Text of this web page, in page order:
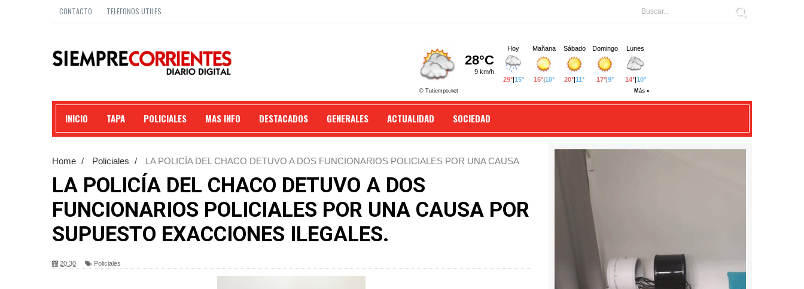
CONTACTO TELEFONOS UTILES
INICIO TAPA POLICIALES MAS INFO DESTACADOS GENERALES ACTUALIDAD SOCIEDAD
Home / Policiales /
LA POLICÍA DEL CHACO DETUVO A DOS FUNCIONARIOS POLICIALES POR UNA CAUSA
POR SUPUESTO EXACCIONES ILEGALES.
LA POLICÍA DEL CHACO DETUVO A DOS
FUNCIONARIOS POLICIALES POR UNA CAUSA POR
SUPUESTO EXACCIONES ILEGALES.
20:30 Policiales